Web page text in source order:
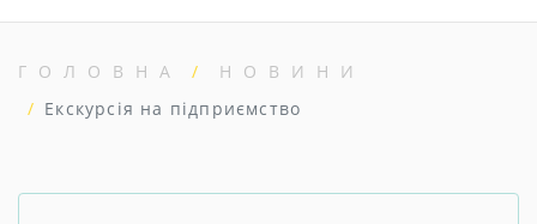
ГОЛОВНА
НОВИНИ
Екскурсія на підприємство